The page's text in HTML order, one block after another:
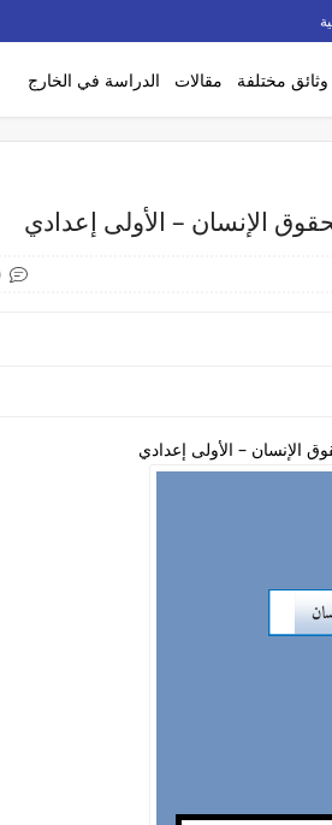
وثائق مختلفة مقالات الدراسة في الخارج
الإنسان – الأولى إعدادي
الإنسان – الأولى إعدادي